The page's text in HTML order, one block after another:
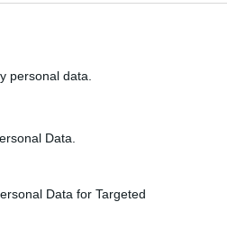
personal data.
Data.
Data for Targeted
tűnik, az Orosz Nagydíj
tervez.